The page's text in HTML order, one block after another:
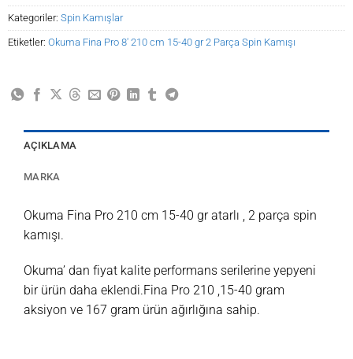
Kategoriler: Spin Kamışlar
Etiketler: Okuma Fina Pro 8' 210 cm 15-40 gr 2 Parça Spin Kamışı
AÇIKLAMA
MARKA
Okuma Fina Pro 210 cm 15-40 gr atarlı , 2 parça spin
kamışı.
Okuma’ dan fiyat kalite performans serilerine yepyeni
bir ürün daha eklendi.Fina Pro 210 ,15-40 gram
aksiyon ve 167 gram ürün ağırlığına sahip.